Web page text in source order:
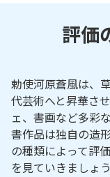
評価
勅使河原蒼風は、
代芸術へと昇華さ
ェ、書画など多彩
書作品は独自の造
の種類によって評
を見ていきましょう